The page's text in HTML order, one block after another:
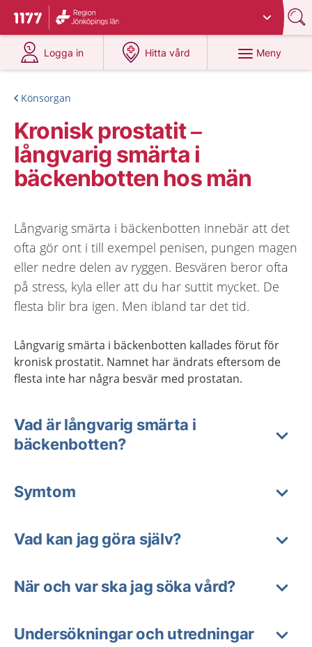
Till startsidan för 1177
Du har valt region
Logga in
på 1177.se
Hitta vård
på 1177.se
Meny
Könsorgan
Kronisk prostatit –
långvarig smärta i
bäckenbotten hos män
Långvarig smärta i bäckenbotten innebär att det
ofta gör ont i till exempel penisen, pungen magen
eller nedre delen av ryggen. Besvären beror ofta
på stress, kyla eller att du har suttit mycket. De
flesta blir bra igen. Men ibland tar det tid.
Långvarig smärta i bäckenbotten kallades förut för
kronisk prostatit. Namnet har ändrats eftersom de
flesta inte har några besvär med prostatan.
Vad är långvarig smärta i
bäckenbotten?
Symtom
Vad kan jag göra själv?
När och var ska jag söka vård?
Undersökningar och utredningar